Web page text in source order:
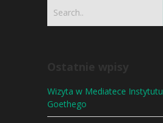
Wizyta w Mediatece Instytutu
Goethego